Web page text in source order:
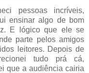
pessoas incríveis,
ensinar algo de bom
E lógico que ele se
parte pelos amigos
leitores. Depois de
tudo prá cá,
que a audiência cairia